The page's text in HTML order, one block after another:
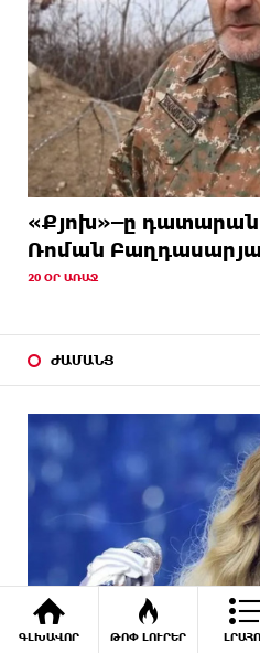
ԳԼԽԱՎՈՐ ԹՈՓ ԼՈՒՐԵՐ
«Քյոխ»–ը
Ռոման
20 ՕՐ ԱՌԱՋ
ԺԱՄԱՆՑ